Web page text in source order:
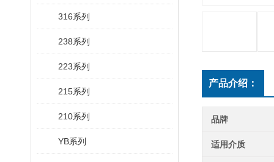
316系列
238系列
223系列
215系列
210系列
YB系列
产品介绍：
品牌
适用介质